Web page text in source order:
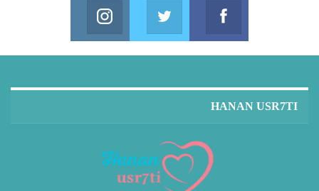
Facebook
Join us on Facebook
Twitter
Join us on Twitter
HANAN USR7TI